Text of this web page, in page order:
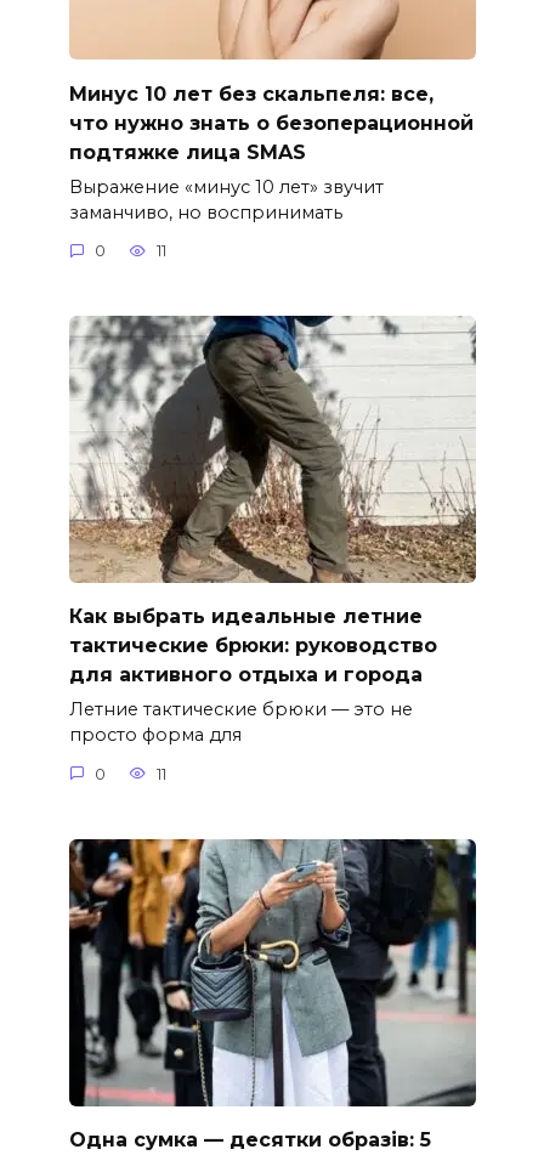
Минус 10 лет без скальпеля: все,
что нужно знать о безоперационной
подтяжке лица SMAS
Выражение «минус 10 лет» звучит
заманчиво, но воспринимать
0 11
Как выбрать идеальные летние
тактические брюки: руководство
для активного отдыха и города
Летние тактические брюки — это не
просто форма для
0 11
Одна сумка — десятки образів: 5